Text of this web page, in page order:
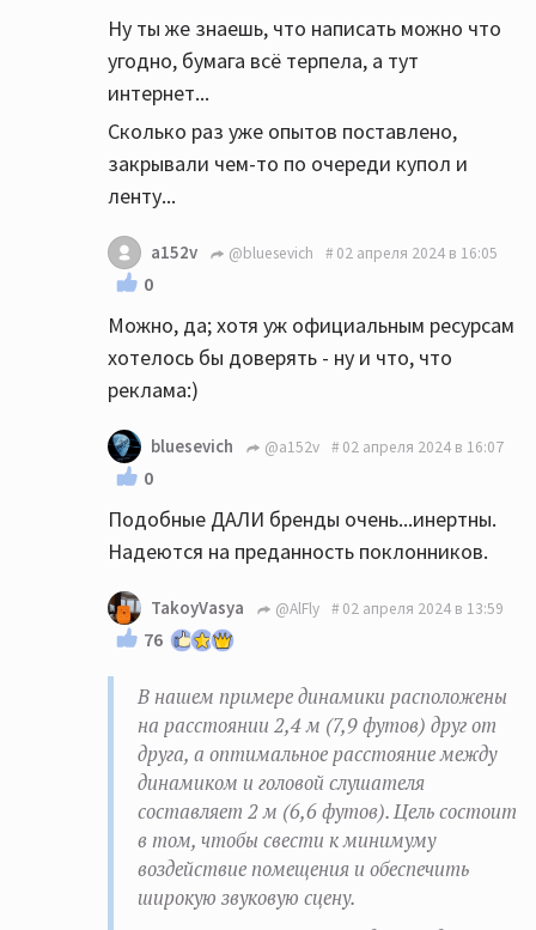
Ну ты же знаешь, что написать можно что
угодно, бумага всё терпела, а тут
интернет...
Сколько раз уже опытов поставлено,
закрывали чем-то по очереди купол и
ленту...
a152v @bluesevich 02 апреля 2024 в 16:05
0
Можно, да; хотя уж официальным ресурсам
хотелось бы доверять - ну и что, что
реклама:)
bluesevich @a152v 02 апреля 2024 в 16:07
0
Подобные ДАЛИ бренды очень...инертны.
Надеются на преданность поклонников.
TakoyVasya @AlFly 02 апреля 2024 в 13:59
76
В нашем примере динамики расположены
на расстоянии 2,4 м (7,9 футов) друг от
друга, а оптимальное расстояние между
динамиком и головой слушателя
составляет 2 м (6,6 футов). Цель состоит
в том, чтобы свести к минимуму
воздействие помещения и обеспечить
широкую звуковую сцену.